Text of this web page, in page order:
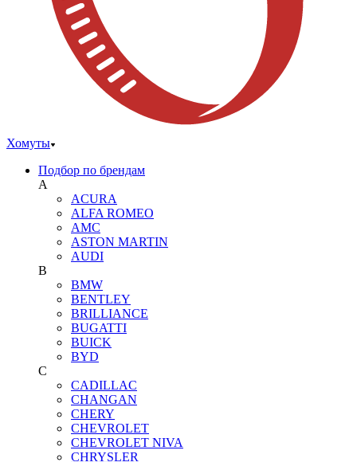
Хомуты
Подбор по брендам
A
ACURA
ALFA ROMEO
AMC
ASTON MARTIN
AUDI
B
BMW
BENTLEY
BRILLIANCE
BUGATTI
BUICK
BYD
C
CADILLAC
CHANGAN
CHERY
CHEVROLET
CHEVROLET NIVA
CHRYSLER